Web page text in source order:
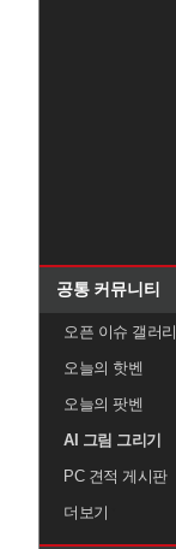
공통 커뮤니티
오픈 이슈 갤러리
오늘의 핫벤
오늘의 팟벤
AI 그림 그리기
PC 견적 게시판
더보기